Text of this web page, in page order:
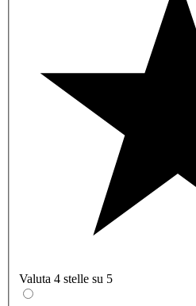
Valuta 4 stelle su 5